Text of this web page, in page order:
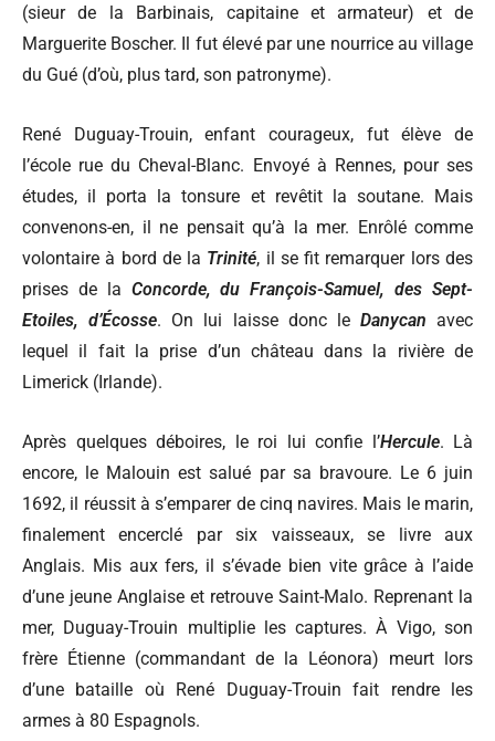
(sieur de la Barbinais, capitaine et armateur) et de
Marguerite Boscher. Il fut élevé par une nourrice au village
du Gué (d’où, plus tard, son patronyme).
René Duguay-Trouin, enfant courageux, fut élève de
l’école rue du Cheval-Blanc. Envoyé à Rennes, pour ses
études, il porta la tonsure et revêtit la soutane. Mais
convenons-en, il ne pensait qu’à la mer. Enrôlé comme
volontaire à bord de la Trinité, il se fit remarquer lors des
prises de la Concorde, du François-Samuel, des Sept-
Etoiles, d’Écosse. On lui laisse donc le Danycan avec
lequel il fait la prise d’un château dans la rivière de
Limerick (Irlande).
Après quelques déboires, le roi lui confie l’Hercule. Là
encore, le Malouin est salué par sa bravoure. Le 6 juin
1692, il réussit à s’emparer de cinq navires. Mais le marin,
finalement encerclé par six vaisseaux, se livre aux
Anglais. Mis aux fers, il s’évade bien vite grâce à l’aide
d’une jeune Anglaise et retrouve Saint-Malo. Reprenant la
mer, Duguay-Trouin multiplie les captures. À Vigo, son
frère Étienne (commandant de la Léonora) meurt lors
d’une bataille où René Duguay-Trouin fait rendre les
armes à 80 Espagnols.